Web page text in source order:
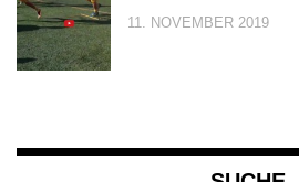
11. NOVEMBER 2019